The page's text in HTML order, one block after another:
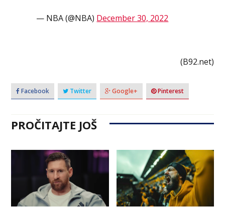
— NBA (@NBA) December 30, 2022
(B92.net)
Facebook Twitter Google+ Pinterest
PROČITAJTE JOŠ